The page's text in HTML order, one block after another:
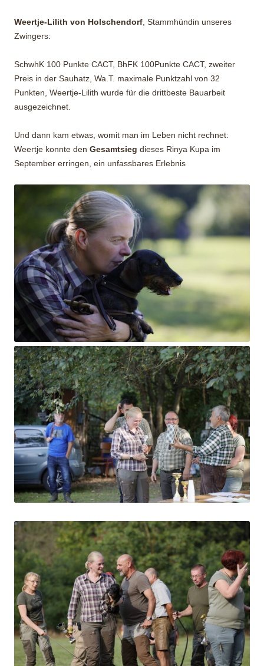
Weertje-Lilith von Holschendorf , Stammhündin unseres
Zwingers:
SchwhK 100 Punkte CACT, BhFK 100Punkte CACT, zweiter
Preis in der Sauhatz, Wa.T. maximale Punktzahl von 32
Punkten, Weertje-Lilith wurde für die drittbeste Bauarbeit
ausgezeichnet.
Und dann kam etwas, womit man im Leben nicht rechnet:
Weertje konnte den Gesamtsieg dieses Rinya Kupa im
September erringen, ein unfassbares Erlebnis